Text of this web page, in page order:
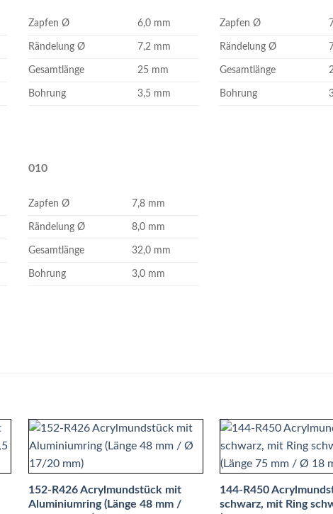
Zapfen Ø 6,0 mm
Rändelung Ø 7,2 mm
Gesamtlänge 25 mm
Bohrung 3,5 mm
Zapfen Ø
Rändelung Ø
Gesamtlänge
Bohrung
010
Zapfen Ø 7,8 mm
Rändelung Ø 8,0 mm
Gesamtlänge 32,0 mm
Bohrung 3,0 mm
152-R426 Acrylmundstück mit
Aluminiumring (Länge 48 mm /
144-R450
schwarz, mit Ring